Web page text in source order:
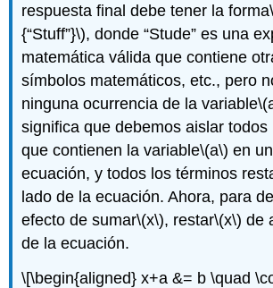
respuesta final debe tener la forma
{“Stuff”}\), donde “Stude” es una
matemática válida que contiene
símbolos matemáticos, etc., pero
ninguna ocurrencia de la variable
significa que debemos aislar todos
que contienen la variable\(a\) en
ecuación, y todos los términos
lado de la ecuación. Ahora, para
efecto de sumar\(x\), restar\(x\) de
de la ecuación.
\[\begin{aligned} x+a &= b \quad